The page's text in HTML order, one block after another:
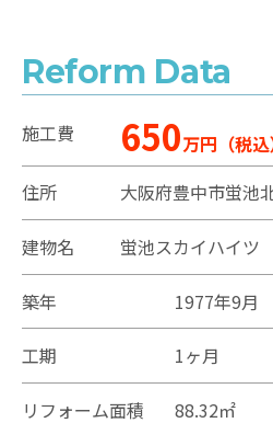
Reform Data
施工費 650万円（税込
住所
大阪府豊中市蛍池
建物名 蛍池スカイハイツ
築年 1977年9月
工期 1ヶ月
リフォーム面積 88.32㎡